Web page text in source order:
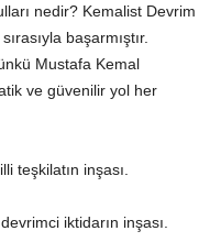
nedir? Kemalist Devrim
başarmıştır.
Mustafa Kemal
ve güvenilir yol her
teşkilatın inşası.
iktidarın inşası.